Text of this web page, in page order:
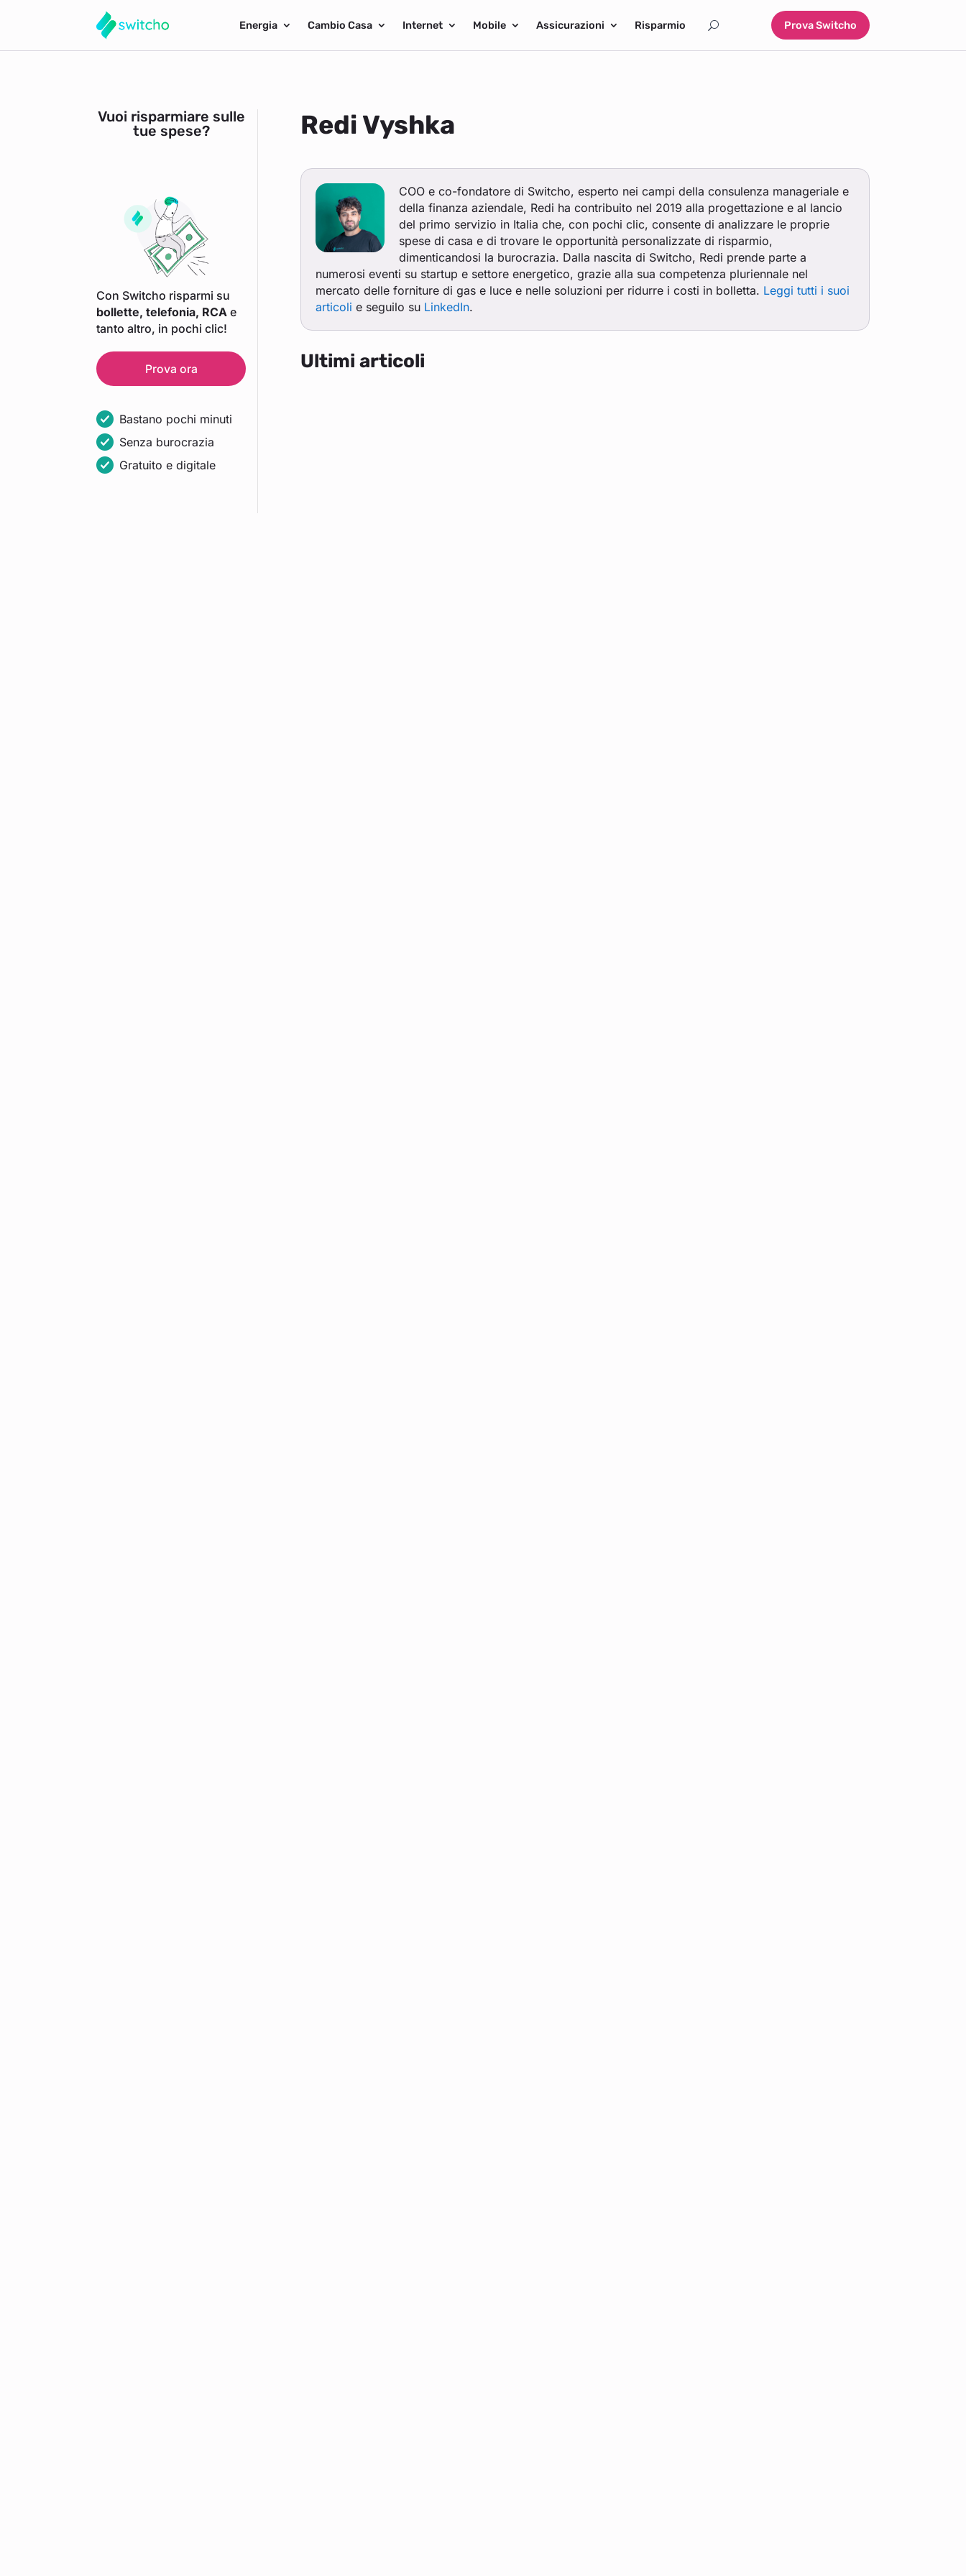
Energia Cambio Casa Internet Mobile Assicurazioni Risparmio Prova Switcho
Vuoi risparmiare sulle
tue spese?
Con Switcho risparmi su
bollette, telefonia, RCA e
tanto altro, in pochi clic!
Prova ora
Bastano pochi minuti
Senza burocrazia
Gratuito e digitale
Redi Vyshka
COO e co-fondatore di Switcho, esperto nei campi della consulenza manageriale e
della finanza aziendale, Redi ha contribuito nel 2019 alla progettazione e al lancio
del primo servizio in Italia che, con pochi clic, consente di analizzare le proprie
spese di casa e di trovare le opportunità personalizzate di risparmio,
dimenticandosi la burocrazia. Dalla nascita di Switcho, Redi prende parte a
numerosi eventi su startup e settore energetico, grazie alla sua competenza pluriennale nel
mercato delle forniture di gas e luce e nelle soluzioni per ridurre i costi in bolletta. Leggi tutti i suoi
articoli e seguilo su LinkedIn.
Ultimi articoli